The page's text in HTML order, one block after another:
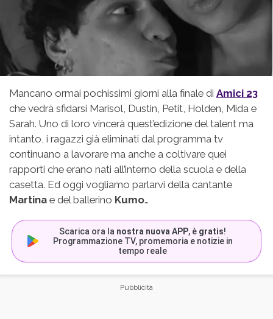
Mancano ormai pochissimi giorni alla finale di Amici 23
che vedrà sfidarsi Marisol, Dustin, Petit, Holden, Mida e
Sarah. Uno di loro vincerà quest’edizione del talent ma
intanto, i ragazzi già eliminati dal programma tv
continuano a lavorare ma anche a coltivare quei
rapporti che erano nati all’interno della scuola e della
casetta. Ed oggi vogliamo parlarvi della cantante
Martina e del ballerino Kumo…
Scarica ora la nostra nuova APP, è gratis!
Programmazione TV, promemoria e notizie in
tempo reale